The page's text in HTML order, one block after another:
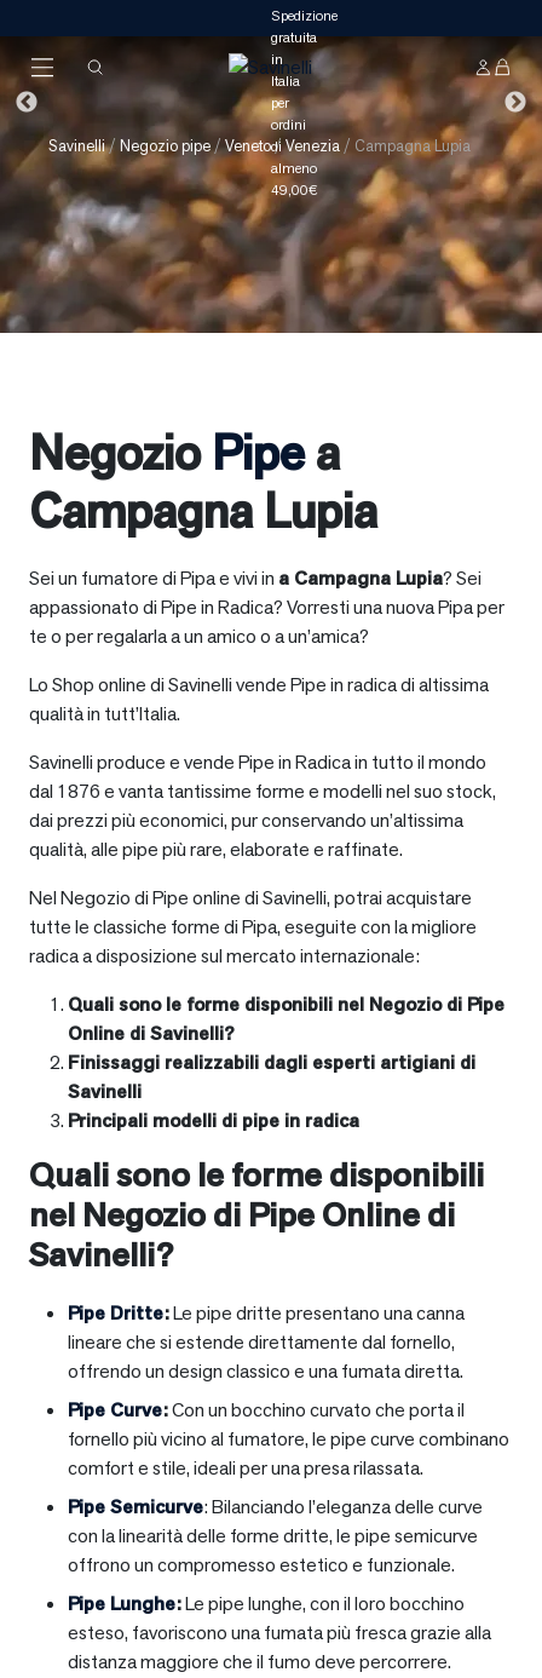
Savinelli/ Negozio pipe/Veneto/Venezia / Campagna Lupia
Negozio Pipea
Campagna Lupia
Sei un fumatore di Pipa e vivi in a Campagna Lupia? Sei
appassionato di Pipe in Radica? Vorresti una nuova Pipa per
te o per regalarla a un amico o a un’amica?
Lo Shop online di Savinelli vende Pipe in radica di altissima
qualità in tutt’Italia.
Savinelli produce e vende Pipe in Radica in tutto il mondo
dal 1876 e vanta tantissime forme e modelli nel suo stock,
dai prezzi più economici, pur conservando un’altissima
qualità, alle pipe più rare, elaborate e raffinate.
Nel Negozio di Pipe online di Savinelli, potrai acquistare
tutte le classiche forme di Pipa, eseguite con la migliore
radica a disposizione sul mercato internazionale:
Quali sono le forme disponibili nel Negozio di Pipe
Online di Savinelli?
Finissaggi realizzabili dagli esperti artigiani di
Savinelli
Principali modelli di pipe in radica
Quali sono le forme disponibili
nel Negozio di Pipe Online di
Savinelli?
Pipe Dritte:Le pipe dritte presentano una canna
lineare che si estende direttamente dal fornello,
offrendo un design classico e una fumata diretta.
Pipe Curve:Con un bocchino curvato che porta il
fornello più vicino al fumatore, le pipe curve combinano
comfort e stile, ideali per una presa rilassata.
Pipe Semicurve: Bilanciando l’eleganza delle curve
con la linearità delle forme dritte, le pipe semicurve
offrono un compromesso estetico e funzionale.
Pipe Lunghe:Le pipe lunghe, con il loro bocchino
esteso, favoriscono una fumata più fresca grazie alla
distanza maggiore che il fumo deve percorrere.